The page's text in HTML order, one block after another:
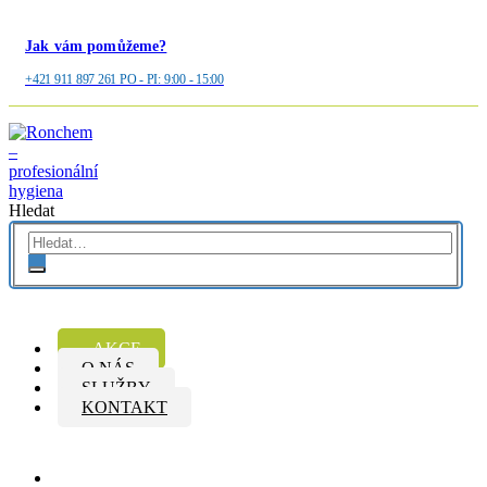
Jak vám pomůžeme?
+421 911 897 261 PO - PI: 9:00 - 15:00
Hledat
AKCE
O NÁS
SLUŽBY
KONTAKT